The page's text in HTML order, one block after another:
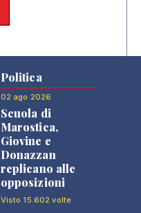
Politica
02 ago 2026
Scuola di
Marostica,
Giovine e
Donazzan
replicano alle
opposizioni
Visto 15.602 volte